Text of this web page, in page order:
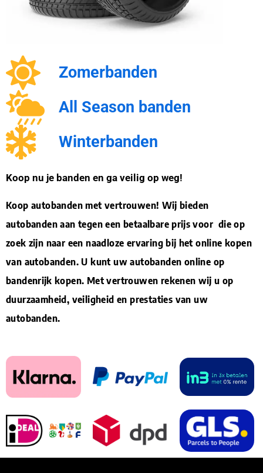
Zomerbanden
All Season banden
Winterbanden
Koop nu je banden en ga veilig op weg!
Koop autobanden met vertrouwen! Wij bieden
autobanden aan tegen een betaalbare prijs voor die op
zoek zijn naar een naadloze ervaring bij het online kopen
van autobanden. U kunt uw autobanden online op
bandenrijk kopen. Met vertrouwen rekenen wij u op
duurzaamheid, veiligheid en prestaties van uw
autobanden.